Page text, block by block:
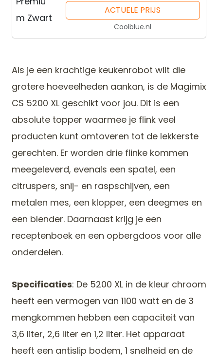
ACTUELE PRIJS
Coolblue.nl
Als je een krachtige keukenrobot wilt die
grotere hoeveelheden aankan, is de Magimix
CS 5200 XL geschikt voor jou. Dit is een
absolute topper waarmee je flink veel
producten kunt omtoveren tot de lekkerste
gerechten. Er worden drie flinke kommen
meegeleverd, evenals een spatel, een
citruspers, snij- en raspschijven, een
metalen mes, een klopper, een deegmes en
een blender. Daarnaast krijg je een
receptenboek en een opbergdoos voor alle
onderdelen.
Specificaties: De 5200 XL in de kleur chroom
heeft een vermogen van 1100 watt en de 3
mengkommen hebben een capaciteit van
3,6 liter, 2,6 liter en 1,2 liter. Het apparaat
heeft een antislip bodem, 1 snelheid en de